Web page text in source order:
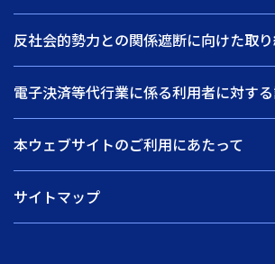
反社会的勢力との関係遮断に向けた取
電子決済等代行業に係る利用者に対す
本ウェブサイトのご利用にあたって
サイトマップ